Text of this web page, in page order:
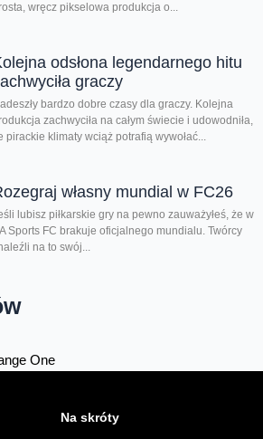
wręcz pikselowa produkcja o...
odsłona legendarnego hitu
graczy
bardzo dobre czasy dla graczy. Kolejna
zachwyciła na całym świecie i udowodniła,
pirackie klimaty wciąż potrafią wywołać...
własny mundial w FC26
lubisz piłkarskie gry na pewno zauważyłeś, że w
Sports FC brakuje oficjalnego mundialu. Twórcy
na to swój...
One
Na skróty